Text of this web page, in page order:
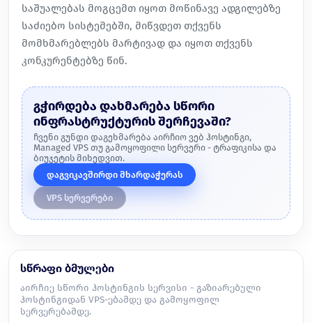
საშუალებას მოგცემთ იყოთ მოწინავე ადგილებზე
საძიებო სისტემებში, მიწვდეთ თქვენს
მომხმარებლებს მარტივად და იყოთ თქვენს
კონკურენტებზე წინ.
გჭირდება დახმარება სწორი
ინფრასტრუქტურის შერჩევაში?
ჩვენი გუნდი დაგეხმარება აირჩიო ვებ ჰოსტინგი,
Managed VPS თუ გამოყოფილი სერვერი - ტრაფიკისა და
ბიუჯეტის მიხედვით.
დაგვიკავშირდი მხარდაჭერას
VPS სერვერები
სწრაფი ბმულები
აირჩიე სწორი ჰოსტინგის სერვისი - გაზიარებული
ჰოსტინგიდან VPS-ებამდე და გამოყოფილ
სერვერებამდე.